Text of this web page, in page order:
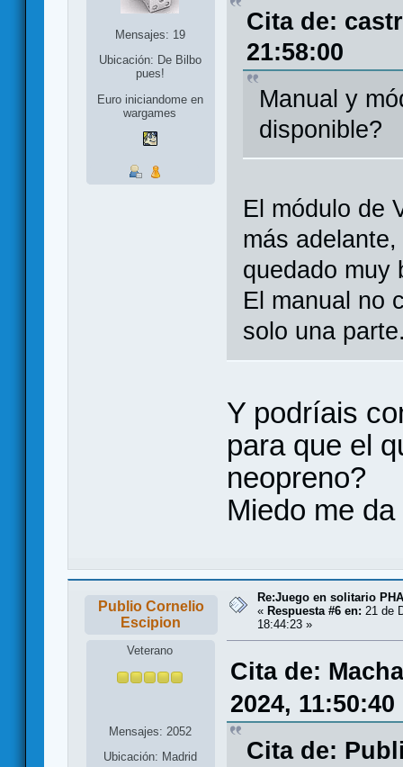
Mensajes: 19
Ubicación: De Bilbo
pues!
Euro iniciandome en
wargames
Cita de:
21:58:00
Manual y
disponible?
El módulo de
más
quedado muy
El manual no
solo una
Y podríais
para que el
neopreno?
Miedo me
Publio Cornelio
Escipion
Veterano
Mensajes: 2052
Ubicación: Madrid
Re:Juego en solitario
« Respuesta #6 en: 21 de
18:44:23 »
Cita de:
2024, 11:50:40
Cita de: